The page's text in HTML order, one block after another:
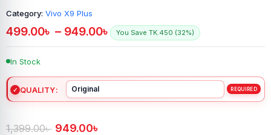
Category: Vivo X9 Plus
499.00৳ – 949.00৳ You Save TK.450 (32%)
In Stock
QUALITY
1,399.00৳ 949.00৳